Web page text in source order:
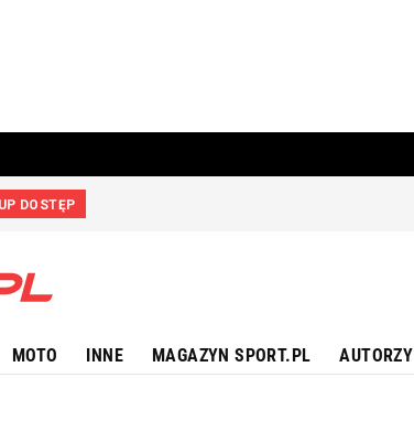
MOTO INNE MAGAZYN SPORT.PL AUTORZY